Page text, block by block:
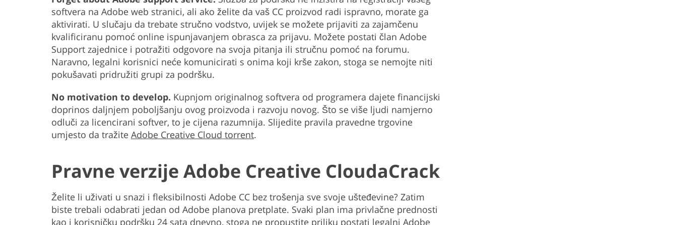
softvera na Adobe web stranici, ali ako želite da vaš CC proizvod radi ispravno, morate ga
aktivirati. U slučaju da trebate stručno vodstvo, uvijek se možete prijaviti za zajamčenu
kvalificiranu pomoć online ispunjavanjem obrasca za prijavu. Možete postati član Adobe
Support zajednice i potražiti odgovore na svoja pitanja ili stručnu pomoć na forumu.
Naravno, legalni korisnici neće komunicirati s onima koji krše zakon, stoga se nemojte niti
pokušavati pridružiti grupi za podršku.
No motivation to develop. Kupnjom originalnog softvera od programera dajete financijski
doprinos daljnjem poboljšanju ovog proizvoda i razvoju novog. Što se više ljudi namjerno
odluči za licencirani softver, to je cijena razumnija. Slijedite pravila pravedne trgovine
umjesto da tražite Adobe Creative Cloud torrent.
Pravne verzije Adobe Creative CloudaCrack
Želite li uživati u snazi i fleksibilnosti Adobe CC bez trošenja sve svoje ušteđevine? Zatim
biste trebali odabrati jedan od Adobe planova pretplate. Svaki plan ima privlačne prednosti
kao i korisničku podršku 24 sata dnevno, stoga ne propustite priliku postati legalni Adobe